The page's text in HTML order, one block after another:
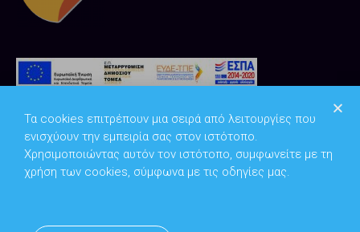
Τα cookies επιτρέπουν μια σειρά από λειτουργίες που
ενισχύουν την εμπειρία σας στον ιστότοπο.
Χρησιμοποιώντας αυτόν τον ιστότοπο, συμφωνείτε με τη
χρήση των cookies, σύμφωνα με τις οδηγίες μας.